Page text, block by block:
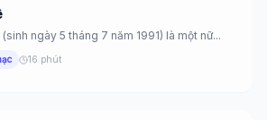
ngày 5 tháng 7 năm 1991) là một nữ...
16 phút